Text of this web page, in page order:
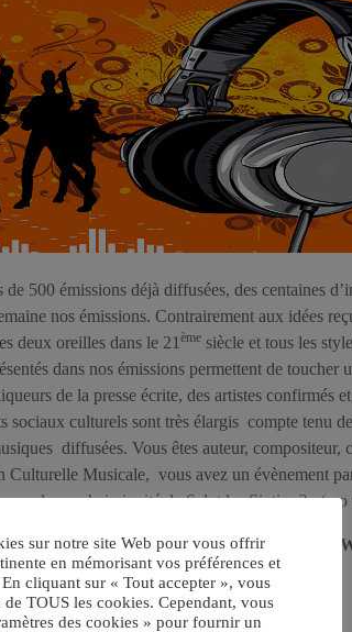
500 émissions déjà diffusées, des centaines
nos émissions. Contrairement aux idées
deux oreilles dans le 21 ème siècle et tous les
dans nos émissions permettent de toucher
de la presse écrite, des artistes confirmés
sociaux culturels sont très élargis compte tenu
diffusées. Vous êtes auteur, compositeur,
Culturelle Musicale, vous avez un évènement
pas le prochain invité de Salut les Sixties ? ( no
ROCK AND ROLL ROOTS SUR LA
DIRECTEMENT SUR CE SITE.
watch?v=tZvplvaZp9U[/youtube]
sur notre site Web pour vous offrir
en mémorisant vos préférences et
cliquant sur « Tout accepter », vous
TOUS les cookies. Cependant, vous
des cookies » pour fournir un